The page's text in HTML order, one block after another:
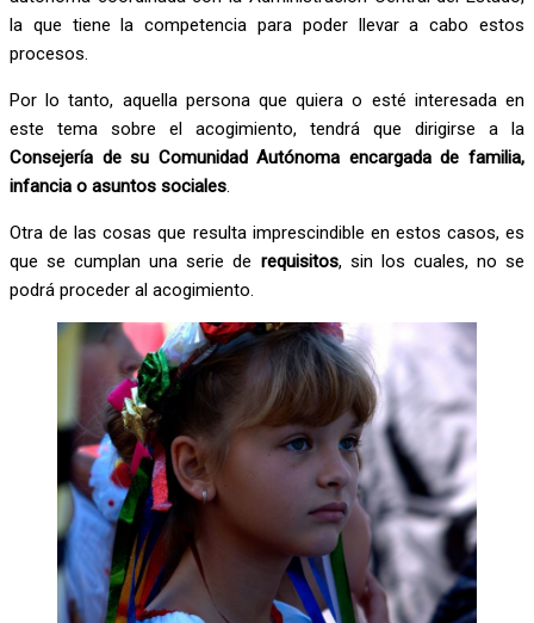
la que tiene la competencia para poder llevar a cabo estos
procesos.
Por lo tanto, aquella persona que quiera o esté interesada en
este tema sobre el acogimiento, tendrá que dirigirse a la
Consejería de su Comunidad Autónoma encargada de familia,
infancia o asuntos sociales.
Otra de las cosas que resulta imprescindible en estos casos, es
que se cumplan una serie de requisitos, sin los cuales, no se
podrá proceder al acogimiento.